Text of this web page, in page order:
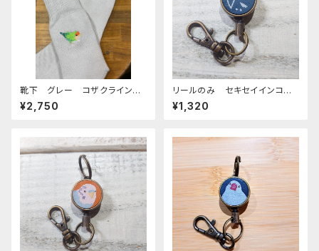
靴下 グレー コザクライン
コ 日本製 刺繍 奈良の靴
下 くつした こざくらいんこ
¥2,750
リールのみ セキセイインコ
モノトーン ネイビー せきせ
いいんこ
¥1,320